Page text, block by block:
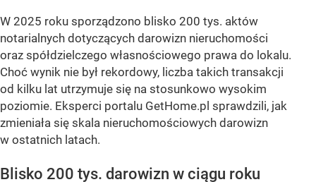
W 2025 roku sporządzono blisko 200 tys. aktów
notarialnych dotyczących darowizn nieruchomości
oraz spółdzielczego własnościowego prawa do lokalu.
Choć wynik nie był rekordowy, liczba takich transakcji
od kilku lat utrzymuje się na stosunkowo wysokim
poziomie. Eksperci portalu GetHome.pl sprawdzili, jak
zmieniała się skala nieruchomościowych darowizn
w ostatnich latach.
Blisko 200 tys. darowizn w ciągu roku